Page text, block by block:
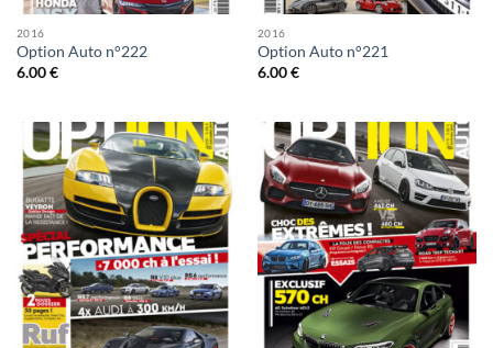
2016
Option Auto n°222
6.00€
2016
Option Auto n°221
6.00€